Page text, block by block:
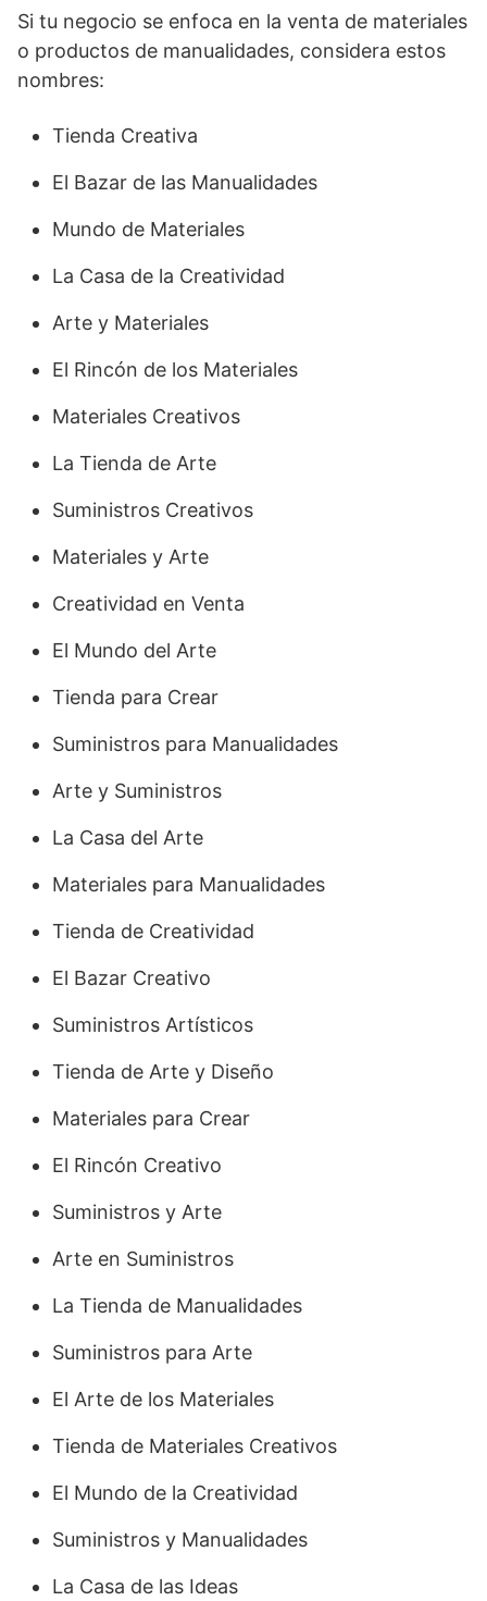
Si tu negocio se enfoca en la venta de materiales
o productos de manualidades, considera estos
nombres:
Tienda Creativa
El Bazar de las Manualidades
Mundo de Materiales
La Casa de la Creatividad
Arte y Materiales
El Rincón de los Materiales
Materiales Creativos
La Tienda de Arte
Suministros Creativos
Materiales y Arte
Creatividad en Venta
El Mundo del Arte
Tienda para Crear
Suministros para Manualidades
Arte y Suministros
La Casa del Arte
Materiales para Manualidades
Tienda de Creatividad
El Bazar Creativo
Suministros Artísticos
Tienda de Arte y Diseño
Materiales para Crear
El Rincón Creativo
Suministros y Arte
Arte en Suministros
La Tienda de Manualidades
Suministros para Arte
El Arte de los Materiales
Tienda de Materiales Creativos
El Mundo de la Creatividad
Suministros y Manualidades
La Casa de las Ideas